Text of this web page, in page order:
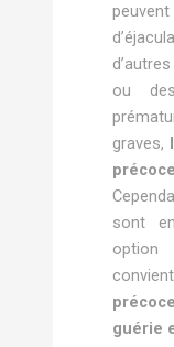
ou
graves,
sont
guérie